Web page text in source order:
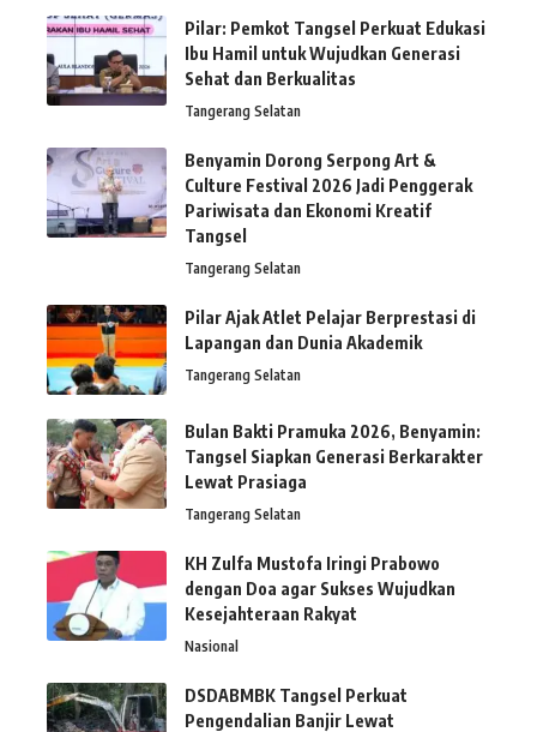
Pilar: Pemkot Tangsel Perkuat Edukasi
Ibu Hamil untuk Wujudkan Generasi
Sehat dan Berkualitas
Tangerang Selatan
Benyamin Dorong Serpong Art &
Culture Festival 2026 Jadi Penggerak
Pariwisata dan Ekonomi Kreatif
Tangsel
Tangerang Selatan
Pilar Ajak Atlet Pelajar Berprestasi di
Lapangan dan Dunia Akademik
Tangerang Selatan
Bulan Bakti Pramuka 2026, Benyamin:
Tangsel Siapkan Generasi Berkarakter
Lewat Prasiaga
Tangerang Selatan
KH Zulfa Mustofa Iringi Prabowo
dengan Doa agar Sukses Wujudkan
Kesejahteraan Rakyat
Nasional
DSDABMBK Tangsel Perkuat
Pengendalian Banjir Lewat